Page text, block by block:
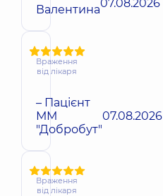
Валентина07.08.2026
Враження
від лікаря
– Пацієнт
ММ
"Добробут"
07.08.2026
Враження
від лікаря